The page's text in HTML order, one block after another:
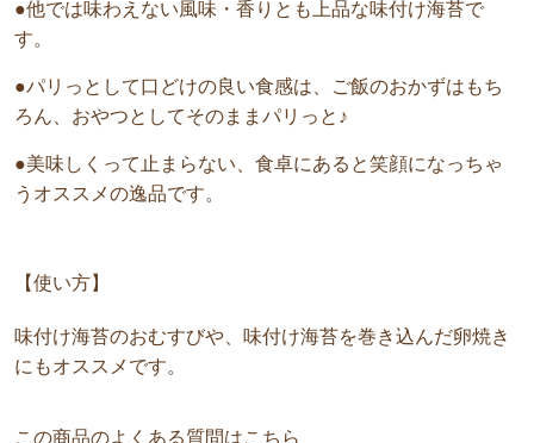
●他では味わえない風味・香りとも上品な味付け海苔で
す。
●パリっとして口どけの良い食感は、ご飯のおかずはもち
ろん、おやつとしてそのままパリっと♪
●美味しくって止まらない、食卓にあると笑顔になっちゃ
うオススメの逸品です。
【使い方】
味付け海苔のおむすびや、味付け海苔を巻き込んだ卵焼き
にもオススメです。
この商品のよくある質問はこちら